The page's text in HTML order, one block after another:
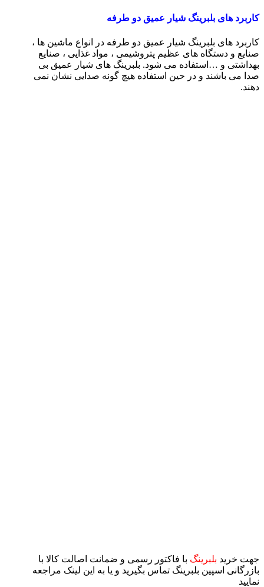
کاربرد های بلبرینگ شیار عمیق دو طرفه
کاربرد های بلبرینگ شیار عمیق دو طرفه در انواع ماشین ها ،
صنایع و دستگاه های عظیم پتروشیمی ، مواد غذایی ، صنایع
بهداشتی و …استفاده می شود. بلبرینگ های شیار عمیق بی
صدا می باشند و در حین استفاده هیچ گونه صدایی نشان نمی
دهند.
جهت خرید بلبرینگ با فاکتور رسمی و ضمانت اصالت کالا با
بازرگانی اسپین بلبرینگ تماس بگیرید و یا به این لینک مراجعه
نمایید